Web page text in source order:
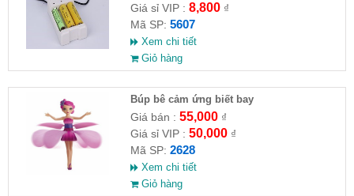
Giá sỉ VIP : 8,800₫
Mã SP: 5607
Xem chi tiết
Giỏ hàng
​Búp bê cảm ứng biết bay
Giá bán : 55,000₫
Giá sỉ VIP : 50,000₫
Mã SP: 2628
Xem chi tiết
Giỏ hàng